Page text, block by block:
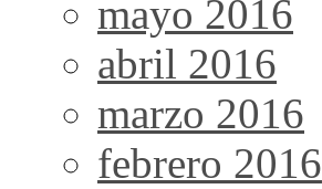
mayo 2016
abril 2016
marzo 2016
febrero 2016